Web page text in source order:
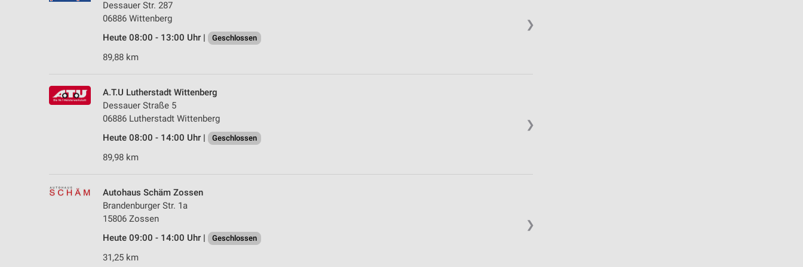
❯
Dessauer Str. 287
06886 Wittenberg
Heute 08:00 - 13:00 Uhr |
Geschlossen
89,88 km
❯
A.T.U Lutherstadt Wittenberg
Dessauer Straße 5
06886 Lutherstadt Wittenberg
Heute 08:00 - 14:00 Uhr |
Geschlossen
89,98 km
❯
Autohaus Schäm Zossen
Brandenburger Str. 1a
15806 Zossen
Heute 09:00 - 14:00 Uhr |
Geschlossen
31,25 km